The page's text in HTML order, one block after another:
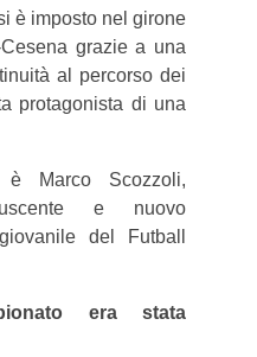
è imposto nel girone
grazie a una
al percorso dei
protagonista di una
Marco Scozzoli,
e nuovo
del Futball
era stata